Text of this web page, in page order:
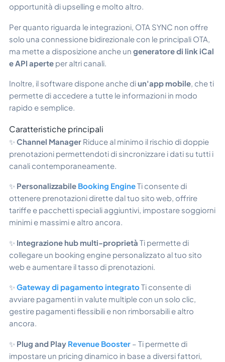
opportunità di upselling e molto altro.
Per quanto riguarda le integrazioni, OTA SYNC non offre
solo una connessione bidirezionale con le principali OTA,
ma mette a disposizione anche un generatore di link iCal
e API aperte per altri canali.
Inoltre, il software dispone anche diun'app mobile, che ti
permette di accedere a tutte le informazioni in modo
rapido e semplice.
Caratteristiche principali
✨Channel Manager Riduce al minimo il rischio di doppie
prenotazioni permettendoti di sincronizzare i dati su tutti i
canali contemporaneamente.
✨ Personalizzabile Booking EngineTi consente di
ottenere prenotazioni dirette dal tuo sito web, offrire
tariffe e pacchetti speciali aggiuntivi, impostare soggiorni
minimi e massimi e altro ancora.
✨ Integrazione hub multi-proprietà Ti permette di
collegare un booking engine personalizzato al tuo sito
web e aumentare il tasso di prenotazioni.
✨Gateway di pagamento integratoTi consente di
avviare pagamenti in valute multiple con un solo clic,
gestire pagamenti flessibili e non rimborsabili e altro
ancora.
✨ Plug and Play Revenue Booster – Ti permette di
impostare un pricing dinamico in base a diversi fattori,